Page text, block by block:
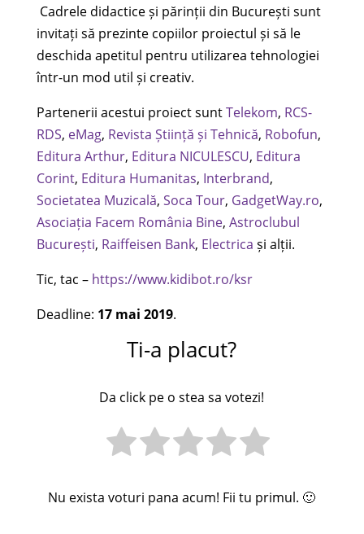
Cadrele didactice și părinții din București sunt
invitați să prezinte copiilor proiectul și să le
deschida apetitul pentru utilizarea tehnologiei
într-un mod util și creativ.
Partenerii acestui proiect suntTelekom, RCS-
RDS, eMag, Revista Știință și Tehnică, Robofun,
Editura Arthur, Editura NICULESCU, Editura
Corint, Editura Humanitas, Interbrand,
Societatea Muzicală, Soca Tour, GadgetWay.ro,
Asociația Facem România Bine, Astroclubul
București, Raiffeisen Bank, Electrica și alții.
Tic, tac – https://www.kidibot.ro/ksr
Deadline: 17 mai 2019.
Ti-a placut?
Da click pe o stea sa votezi!
Nu exista voturi pana acum! Fii tu primul. 🙂